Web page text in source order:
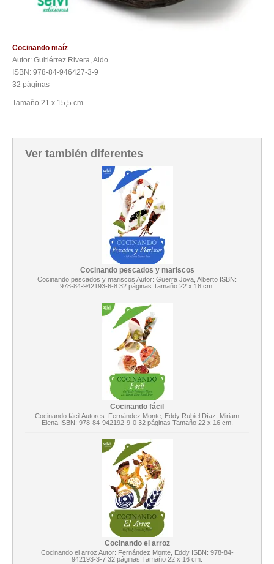
Cocinando maíz
Autor: Guitiérrez Rivera, Aldo
ISBN: 978-84-946427-3-9
32 páginas
Tamaño 21 x 15,5 cm.
Ver también diferentes
Cocinando pescados y mariscos
Cocinando pescados y mariscos Autor: Guerra Jova, Alberto ISBN:
978-84-942193-6-8 32 páginas Tamaño 22 x 16 cm.
Cocinando fácil
Cocinando fácil Autores: Fernández Monte, Eddy Rubiel Díaz, Miriam
Elena ISBN: 978-84-942192-9-0 32 páginas Tamaño 22 x 16 cm.
Cocinando el arroz
Cocinando el arroz Autor: Fernández Monte, Eddy ISBN: 978-84-
942193-3-7 32 páginas Tamaño 22 x 16 cm.